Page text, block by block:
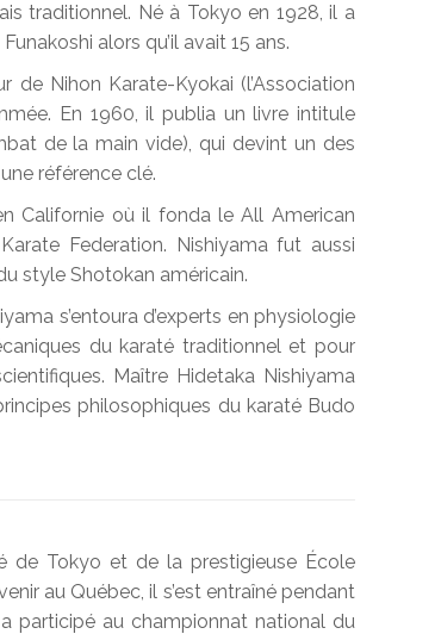
traditionnel. Né à Tokyo en 1928, il a
alors qu’il avait 15 ans.
Nihon Karate-Kyokai (l’Association
En 1960, il publia un livre intitule
de la main vide), qui devint un des
référence clé.
Californie où il fonda le All American
Federation. Nishiyama fut aussi
style Shotokan américain.
s’entoura d’experts en physiologie
du karaté traditionnel et pour
Maître Hidetaka Nishiyama
philosophiques du karaté Budo
de Tokyo et de la prestigieuse École
au Québec, il s’est entraîné pendant
participé au championnat national du